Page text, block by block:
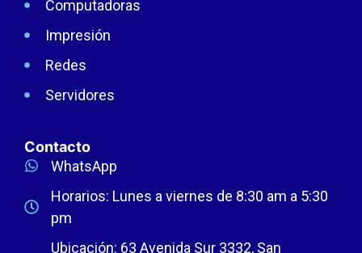
Computadoras
Impresión
Redes
Servidores
Contacto
WhatsApp
Horarios: Lunes a viernes de 8:30 am a 5:30
pm
Ubicación: 63 Avenida Sur 3332, San